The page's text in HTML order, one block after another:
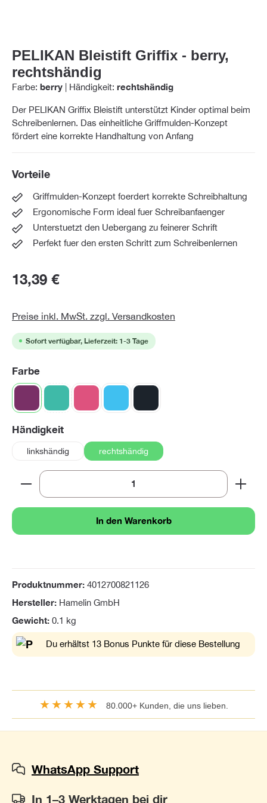
PELIKAN Bleistift Griffix - berry,
rechtshändig
Farbe: berry Händigkeit: rechtshändig
Der PELIKAN Griffix Bleistift unterstützt Kinder optimal beim
Schreibenlernen. Das einheitliche Griffmulden-Konzept
fördert eine korrekte Handhaltung von Anfang
Vorteile
Griffmulden-Konzept foerdert korrekte Schreibhaltung
Ergonomische Form ideal fuer Schreibanfaenger
Unterstuetzt den Uebergang zu feinerer Schrift
Perfekt fuer den ersten Schritt zum Schreibenlernen
13,39 €
Preise inkl. MwSt. zzgl. Versandkosten
Sofort verfügbar, Lieferzeit: 1-3 Tage
Farbeauswählen
berry grün
(Diese Option ist zurzeit nicht verfügbar.)
lovely pinkneonblau neonschwarz
Händigkeitauswählen
linkshändig rechtshändig
Produkt Anzahl: Gib den gewünschten Wert ein
In den Warenkorb
Produktnummer: 4012700821126
Hersteller: Hamelin GmbH
Gewicht: 0.1 kg
Du erhältst 13 Bonus Punkte für diese Bestellung
★★★★★ 80.000+ Kunden, die uns lieben.
WhatsApp Support
In 1–3 Werktagen bei dir